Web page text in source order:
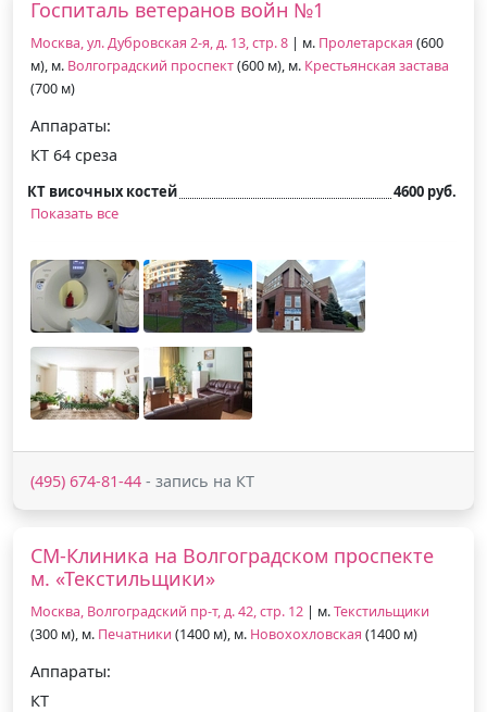
Госпиталь ветеранов войн №1
Москва, ул. Дубровская 2-я, д. 13, стр. 8 | м. Пролетарская (600
м), м. Волгоградский проспект(600 м), м. Крестьянская застава
(700 м)
Аппараты:
КТ 64 среза
КТ височных костей
4600 руб.
Показать все
(495) 674-81-44 - запись на КТ
СМ-Клиника на Волгоградском проспекте
м. «Текстильщики»
Москва, Волгоградский пр-т, д. 42, стр. 12 | м.Текстильщики
(300 м), м. Печатники (1400 м), м. Новохохловская (1400 м)
Аппараты:
КТ